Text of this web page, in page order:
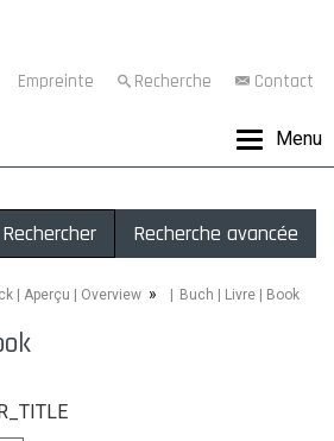
Empreinte Recherche Contact
Menu
Rechercher Recherche avancée
| Aperçu | Overview » Buch | Livre | Book